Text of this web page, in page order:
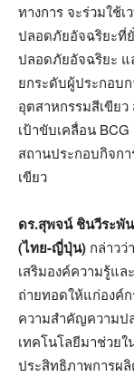
ทางการ จะร่วมใช้
ปลอดภัยอัจฉริยะที่
ปลอดภัยอัจฉริยะ แ
ยกระดับผู้ประกอบ
อุตสาหกรรมสีเขีย
เป้าขับเคลื่อน
สถานประกอบกิจก
เขียว
ดร.สุพจน์ ชินวีระพั
(ไทย-ญี่ปุ่น) กล่าวว่
เสริมองค์ความรู้แ
ถ่ายทอดให้แก่องค์
ความสำคัญความป
เทคโนโลยีมาช่วยใ
ประสิทธิภาพการผ